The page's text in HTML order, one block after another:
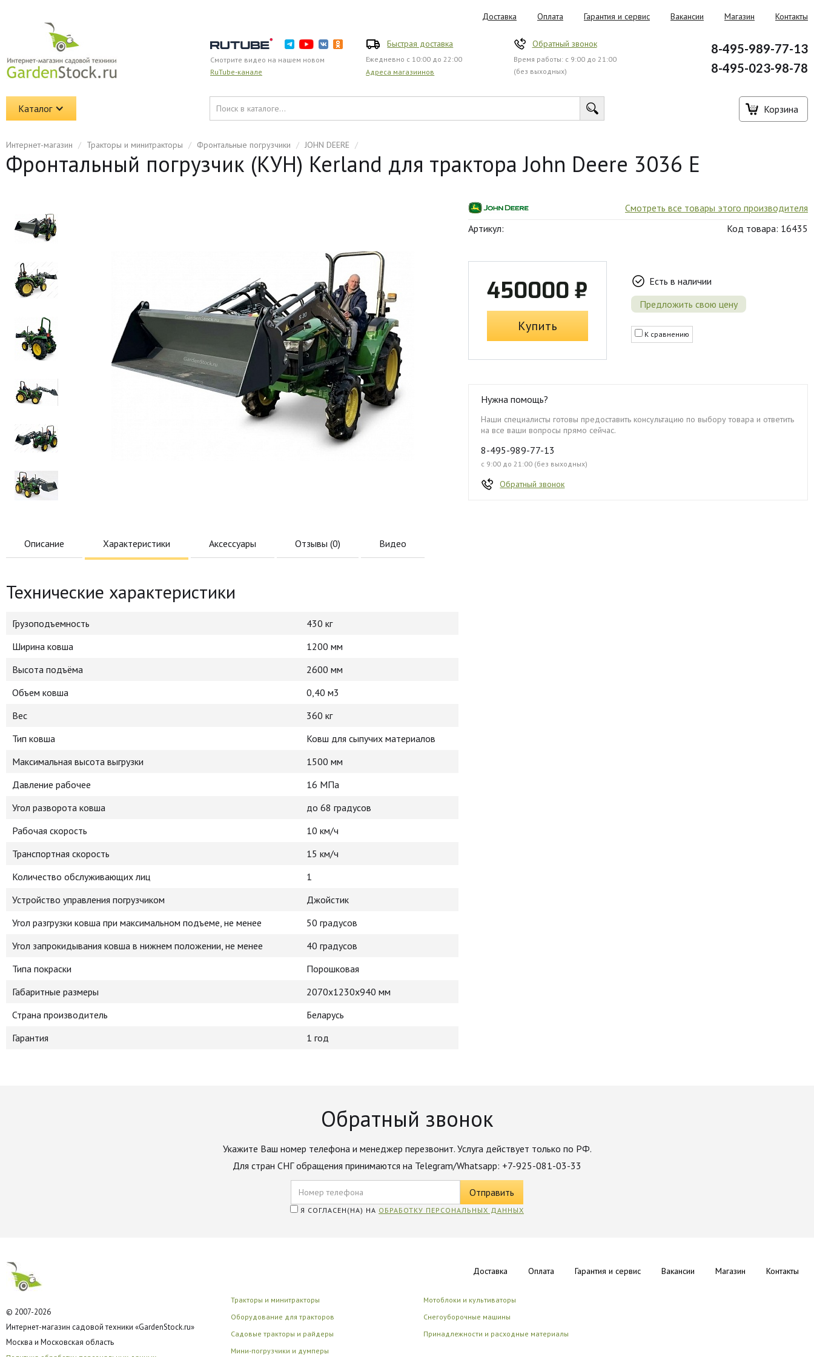
Доставка Оплата Гарантия и сервис Вакансии Магазин Контакты
Смотрите видео на нашем новом
RuTube-канале
Быстрая доставка
Ежедневно с 10:00 до 22:00
Адреса магазиинов
Обратный звонок
Время работы: с 9:00 до 21:00
(без выходных)
8-495-989-77-13
8-495-023-98-78
Каталог Корзина
Интернет-магазин / Тракторы и минитракторы / Фронтальные погрузчики / JOHN DEERE /
Фронтальный погрузчик (КУН) Kerland для трактора John Deere 3036 E
Смотреть все товары этого производителя
Артикул:
Код товара: 16435
450000 ₽
Купить
Есть в наличии
Предложить свою цену
К сравнению
Нужна помощь?
Наши специалисты готовы предоставить консультацию по выбору товара и ответить
на все ваши вопросы прямо сейчас.
8-495-989-77-13
с 9:00 до 21:00 (без выходных)
Обратный звонок
Описание Характеристики Аксессуары Отзывы (0) Видео
Технические характеристики
Грузоподъемность
430 кг
Ширина ковша
1200 мм
Высота подъёма
2600 мм
Объем ковша
0,40 м3
Вес
360 кг
Тип ковша
Ковш для сыпучих материалов
Максимальная высота выгрузки
1500 мм
Давление рабочее
16 МПа
Угол разворота ковша
до 68 градусов
Рабочая скорость
10 км/ч
Транспортная скорость
15 км/ч
Количество обслуживающих лиц
1
Устройство управления погрузчиком
Джойстик
Угол разгрузки ковша при максимальном подъеме, не менее
50 градусов
Угол запрокидывания ковша в нижнем положении, не менее
40 градусов
Типа покраски
Порошковая
Габаритные размеры
2070x1230x940 мм
Страна производитель
Беларусь
Гарантия
1 год
Обратный звонок
Укажите Ваш номер телефона и менеджер перезвонит. Услуга действует только по РФ.
Для стран СНГ обращения принимаются на Telegram/Whatsapp: +7-925-081-03-33
Я СОГЛАСЕН(НА) НА ОБРАБОТКУ ПЕРСОНАЛЬНЫХ ДАННЫХ
© 2007-2026
Интернет-магазин садовой техники «GardenStock.ru»
Москва и Московская область
Доставка Оплата Гарантия и сервис Вакансии Магазин Контакты
Тракторы и минитракторы
Оборудование для тракторов
Садовые тракторы и райдеры
Мини-погрузчики и думперы
Мотоблоки и культиваторы
Снегоуборочные машины
Принадлежности и расходные материалы